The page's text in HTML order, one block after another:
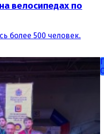
велосипедах по
более 500 человек.